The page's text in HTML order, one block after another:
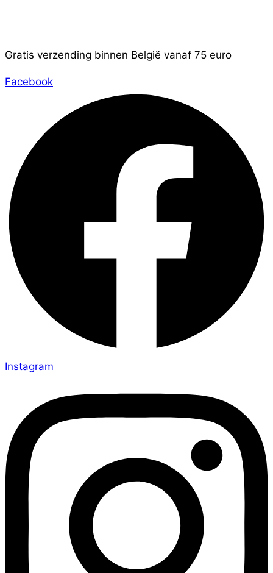
Gratis verzending binnen België vanaf 75 euro
Facebook
Instagram